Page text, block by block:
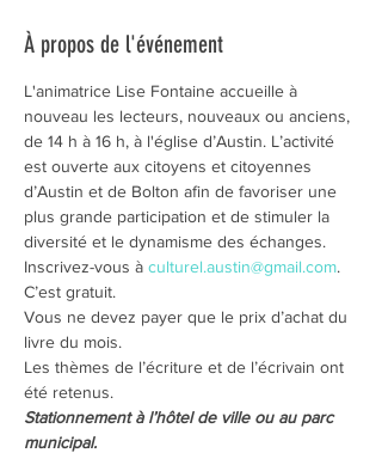
À propos de l'événement
L'animatrice Lise Fontaine accueille à
nouveau les lecteurs, nouveaux ou anciens,
de 14 h à 16 h, à l'église d’Austin. L’activité
est ouverte aux citoyens et citoyennes
d’Austin et de Bolton afin de favoriser une
plus grande participation et de stimuler la
diversité et le dynamisme des échanges.
Inscrivez-vous à culturel.austin@gmail.com.
C’est gratuit.
Vous ne devez payer que le prix d’achat du
livre du mois.
Les thèmes de l’écriture et de l’écrivain ont
été retenus.
Stationnement à l’hôtel de ville ou au parc
municipal.